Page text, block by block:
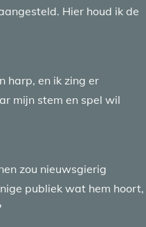
Hier houd ik de
harp, en ik zing er
mijn stem en spel wil
zou nieuwsgierig
publiek wat hem hoort,